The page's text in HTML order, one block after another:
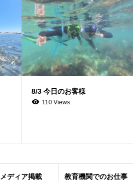
8/3 今日のお客様
110 Views
メディア掲載 教育機関でのお仕事